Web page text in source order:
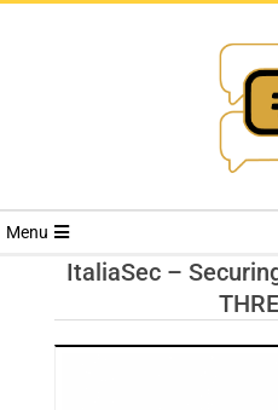
Menu
ItaliaSec –